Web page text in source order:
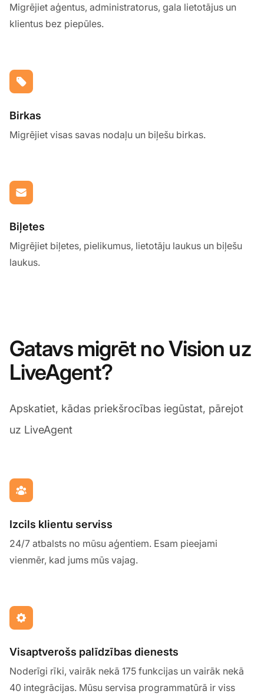
Migrējiet aģentus, administratorus, gala lietotājus un
klientus bez piepūles.
Birkas
Migrējiet visas savas nodaļu un biļešu birkas.
Biļetes
Migrējiet biļetes, pielikumus, lietotāju laukus un biļešu
laukus.
Gatavs migrēt no Vision uz
LiveAgent?
Apskatiet, kādas priekšrocības iegūstat, pārejot
uz LiveAgent
Izcils klientu serviss
24/7 atbalsts no mūsu aģentiem. Esam pieejami
vienmēr, kad jums mūs vajag.
Visaptverošs palīdzības dienests
Noderīgi rīki, vairāk nekā 175 funkcijas un vairāk nekā
40 integrācijas. Mūsu servisa programmatūrā ir viss